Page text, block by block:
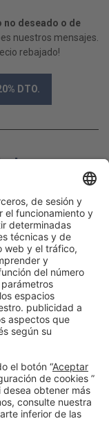
no deseado o de
nuestros mensajes.
rebajado!
DTO.
lo que te
se adapten a tu
lo que
web.
de privacidad